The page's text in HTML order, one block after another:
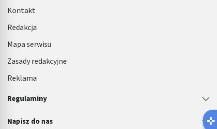
Regulaminy
Napisz do nas
Kontakt
Redakcja
Mapa serwisu
Zasady redakcyjne
Reklama
Latem
Robisz ten błąd?